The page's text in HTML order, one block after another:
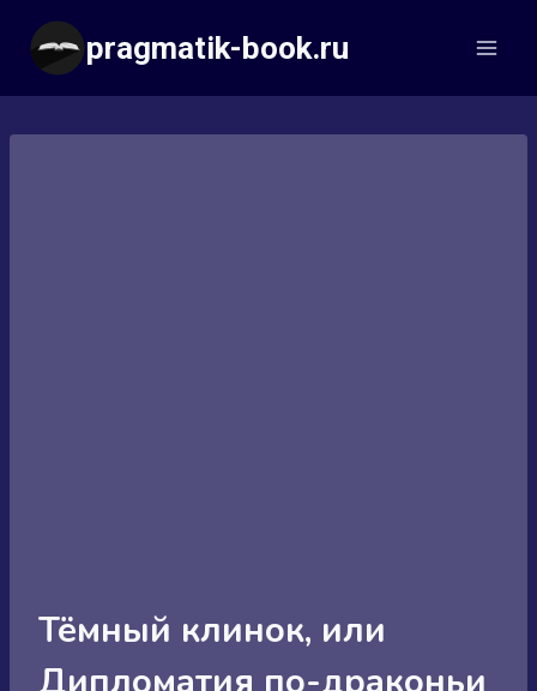
Перейти
содержимому
pragmatik-book.ru
Тёмный клинок, или